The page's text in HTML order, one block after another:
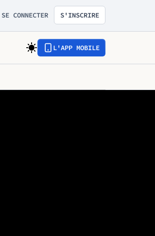
SE CONNECTER S'INSCRIRE
L'APP MOBILE